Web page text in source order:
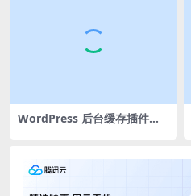
WordPress 后台缓存插件：